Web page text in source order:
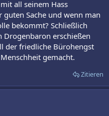
all seinem Hass
guten Sache und wenn man
bekommt? Schließlich
Drogenbaron erschießen
der friedliche Bürohengst
gemacht.
Zitieren